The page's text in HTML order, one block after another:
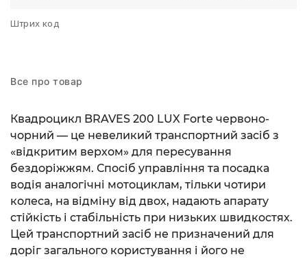
Штрих код
Все про товар
Квадроцикл BRAVES 200 LUX Forte червоно-
чорний — це невеликий транспортний засіб з
«відкритим верхом» для пересування
бездоріжжям. Спосіб управління та посадка
водія аналогічні мотоциклам, тільки чотири
колеса, на відміну від двох, надають апарату
стійкість і стабільність при низьких швидкостях.
Цей транспортний засіб не призначений для
доріг загального користування і його не